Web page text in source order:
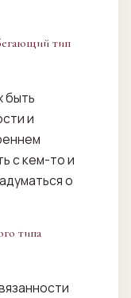
тип
быть
и
с кем-то и
о
типа